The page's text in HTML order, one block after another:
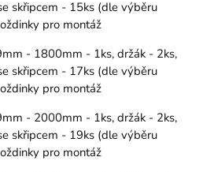
skřipcem - 15ks (dle výběru
pro montáž
- 1800mm - 1ks, držák - 2ks,
skřipcem - 17ks (dle výběru
pro montáž
- 2000mm - 1ks, držák - 2ks,
skřipcem - 19ks (dle výběru
pro montáž